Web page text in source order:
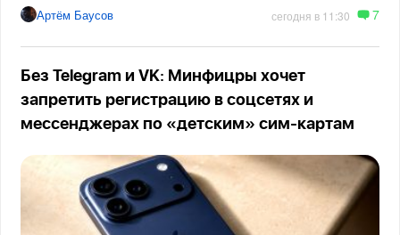
Артём Баусов сегодня в 11:30 7
Без Telegram и VK: Минфицры хочет
запретить регистрацию в соцсетях и
мессенджерах по «детским» сим-картам